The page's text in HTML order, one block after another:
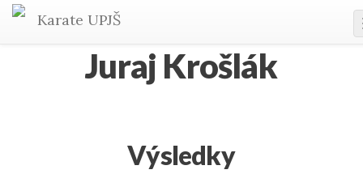
Karate UPJŠ
Juraj Krošlák
Výsledky